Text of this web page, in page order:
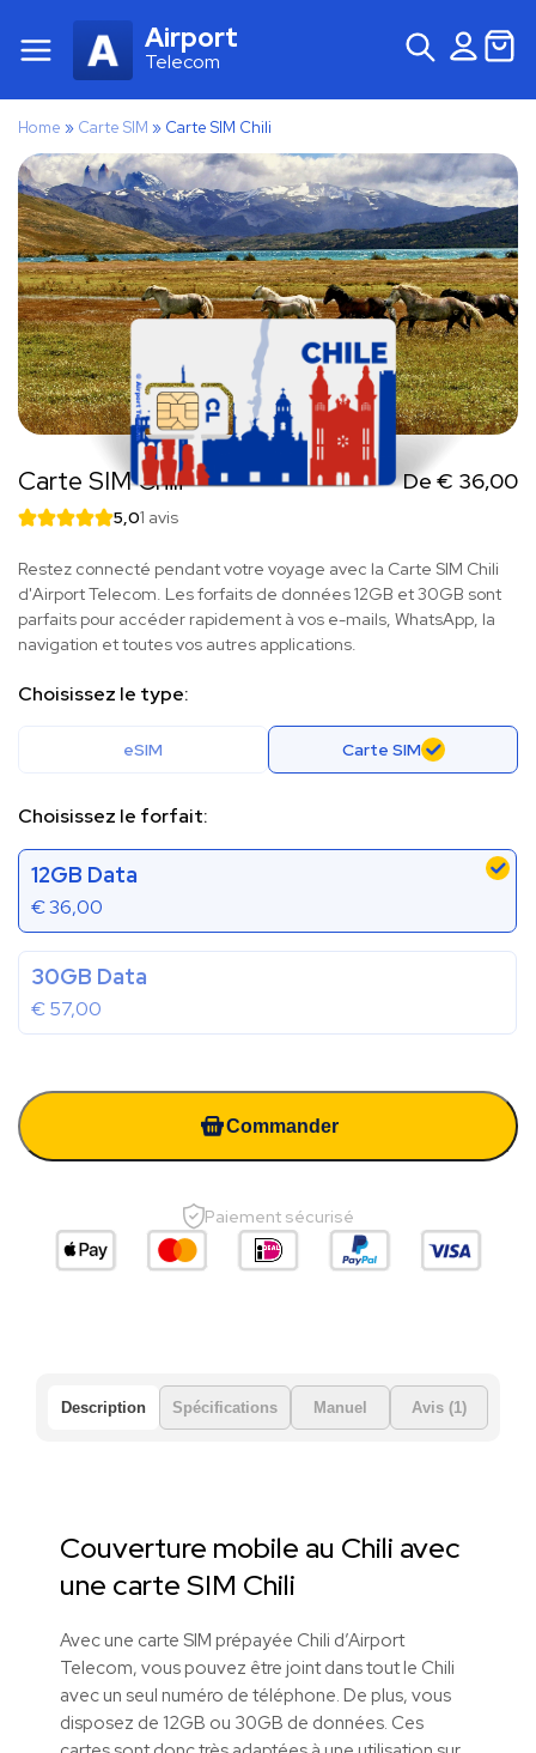
Airport
Telecom
Home » Carte SIM » Carte SIM Chili
Carte SIM Chili De € 36,00
5,01 avis
Restez connecté pendant votre voyage avec la Carte SIM Chili
d'Airport Telecom. Les forfaits de données 12GB et 30GB sont
parfaits pour accéder rapidement à vos e-mails, WhatsApp, la
navigation et toutes vos autres applications.
Choisissez le type:
eSIM Carte SIM
Choisissez le forfait:
12GB Data
€36,00
30GB Data
€57,00
Commander
Paiement sécurisé
Description Spécifications Manuel Avis (1)
Couverture mobile au Chili avec
une carte SIM Chili
Avec une carte SIM prépayée Chili d’Airport
Telecom, vous pouvez être joint dans tout le Chili
avec un seul numéro de téléphone. De plus, vous
disposez de 12GB ou 30GB de données. Ces